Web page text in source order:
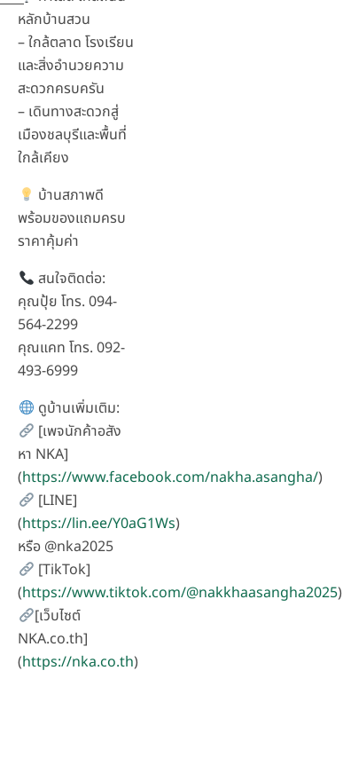
หลักบ้านสวน
– ใกล้ตลาด โรงเรียน
และสิ่งอำนวยความ
สะดวกครบครัน
– เดินทางสะดวกสู่
เมืองชลบุรีและพื้นที่
ใกล้เคียง
บ้านสภาพดี
พร้อมของแถมครบ
ราคาคุ้มค่า
สนใจติดต่อ:
คุณปุ้ย โทร. 094-
564-2299
คุณแคท โทร. 092-
493-6999
ดูบ้านเพิ่มเติม:
[เพจนักค้าอสัง
หา NKA]
(https://www.facebook.com/nakha.asangha/)
[LINE]
(https://lin.ee/Y0aG1Ws)
หรือ @nka2025
[TikTok]
(https://www.tiktok.com/@nakkhaasangha2025)
[เว็บไซต์
NKA.co.th]
(https://nka.co.th)